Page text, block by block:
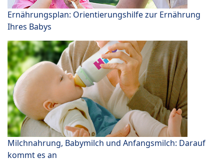
Ernährungsplan: Orientierungshilfe zur Ernährung
Ihres Babys
Milchnahrung, Babymilch und Anfangsmilch: Darauf
kommt es an